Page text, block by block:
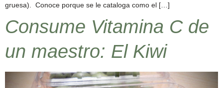
gruesa). Conoce porque se le cataloga como el […]
Consume Vitamina C de
un maestro: El Kiwi